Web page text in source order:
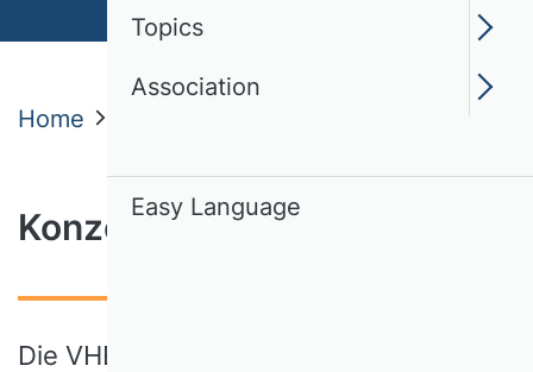
Home
Konzept und Überblick
Die VHB Tagung ist die einzige
Topics
Association
Easy Language